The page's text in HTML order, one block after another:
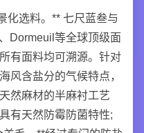
选料。** 七尺蓝叁与
Dormeuil等全球顶级面
有面料均可溯源。针对
风含盐分的气候特点，
然麻材的半麻衬工艺
有天然防霉防菌特性;